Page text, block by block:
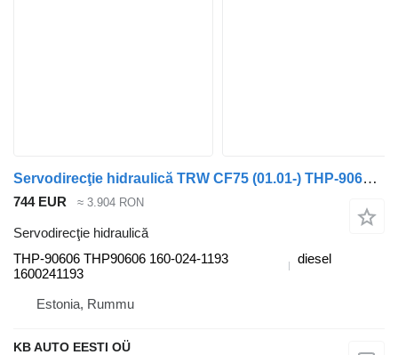
Servodirecţie hidraulică TRW CF75 (01.01-) THP-90606 pentru camion DAF LF45, LF55, LF180, CF65, CF75, CF85 (2001-)
744 EUR ≈ 3.904 RON
Servodirecţie hidraulică
THP-90606 THP90606 160-024-1193
1600241193
diesel
Estonia, Rummu
KB AUTO EESTI OÜ